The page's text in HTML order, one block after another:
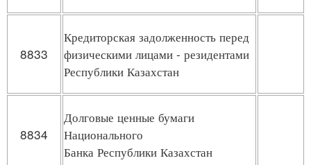
8833
Кредиторская задолженность перед
физическими лицами - резидентами
Республики Казахстан
8834
Долговые ценные бумаги
Национального
Банка Республики Казахстан